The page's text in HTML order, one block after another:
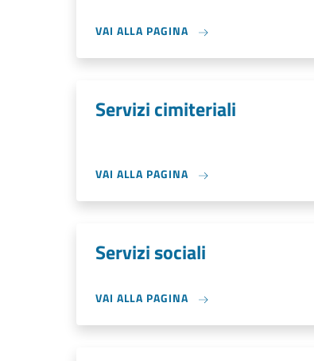
VAI ALLA PAGINA
Servizi cimiteriali
VAI ALLA PAGINA
Servizi sociali
VAI ALLA PAGINA